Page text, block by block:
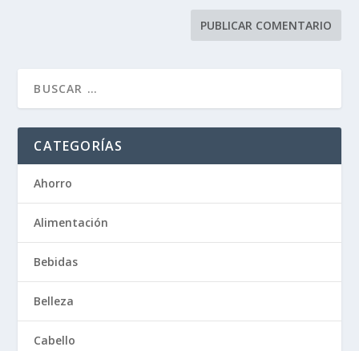
CATEGORÍAS
Ahorro
Alimentación
Bebidas
Belleza
Cabello